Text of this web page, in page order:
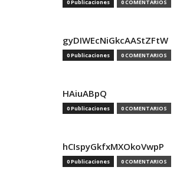
0 Publicaciones 0 COMENTARIOS
gyDIWEcNiGkcAAStZFtW
0 Publicaciones 0 COMENTARIOS
HAiuABpQ
0 Publicaciones 0 COMENTARIOS
hCIspyGkfxMXOkoVwpP
0 Publicaciones 0 COMENTARIOS